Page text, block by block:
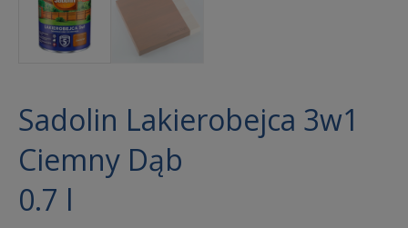
Sadolin Lakierobejca 3w1
Ciemny Dąb
0.7 l